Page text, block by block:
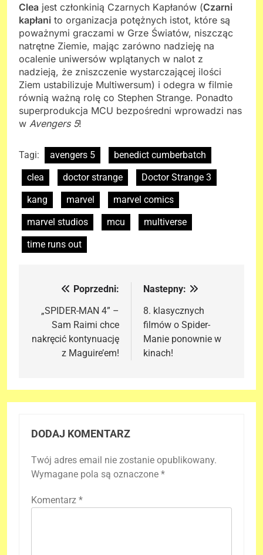
Clea jest członkinią Czarnych Kapłanów (Czarni
kapłani to organizacja potężnych istot, które są
poważnymi graczami w Grze Światów, niszcząc
natrętne Ziemie, mając zarówno nadzieję na
ocalenie uniwersów wplątanych w nalot z
nadzieją, że zniszczenie wystarczającej ilości
Ziem ustabilizuje Multiwersum) i odegra w filmie
równią ważną rolę co Stephen Strange. Ponadto
superprodukcja MCU bezpośredni wprowadzi nas
w Avengers 5!
Tagi: avengers 5
benedict cumberbatch
clea
doctor strange
Doctor Strange 3
kang
marvel
marvel comics
marvel studios
mcu
multiverse
time runs out
Nawigacja
wpisu
Poprzedni:
„SPIDER-MAN 4” –
Sam Raimi chce
nakręcić kontynuację
z Maguire’em!
Nastepny:
8. klasycznych
filmów o Spider-
Manie ponownie w
kinach!
DODAJ KOMENTARZ
Twój adres email nie zostanie opublikowany.
Wymagane pola są oznaczone *
Komentarz *